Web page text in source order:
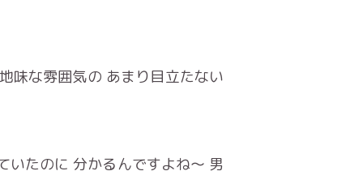
味な雰囲気の あまり目立たない
いたのに 分かるんですよね〜 男